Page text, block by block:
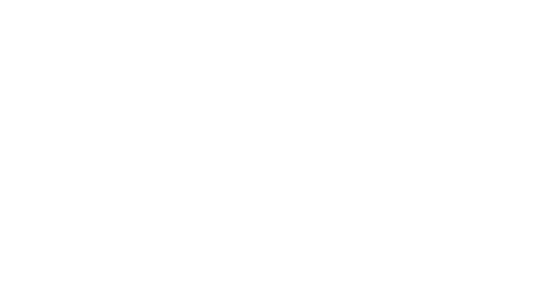
nouvelle liseuse entrée de gamme signée Kobo qui vient
« Kobo Aura ». Voici
la Kobo Nia sur le site Fnac.com